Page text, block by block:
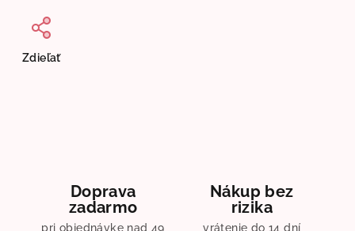
Zdieľať
Doprava
zadarmo
pri objednávke nad 49
Nákup bez
rizika
vrátenie do 14 dní